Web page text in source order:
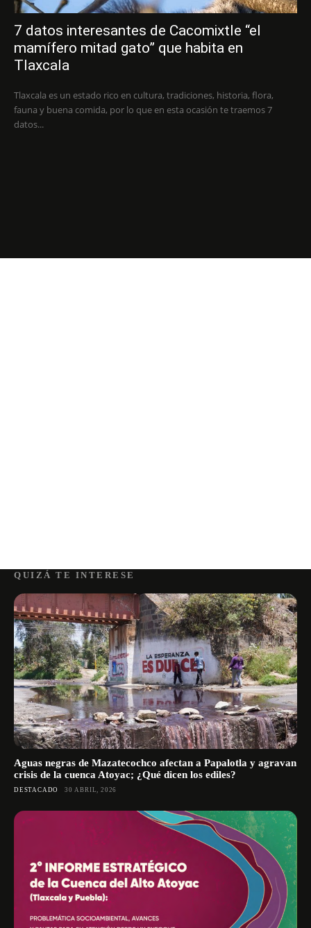
7 datos interesantes de Cacomixtle “el
mamífero mitad gato” que habita en
Tlaxcala
Tlaxcala es un estado rico en cultura, tradiciones, historia, flora,
fauna y buena comida, por lo que en esta ocasión te traemos 7
datos...
QUIZÁ TE INTERESE
Aguas negras de Mazatecochco afectan a Papalotla y agravan
crisis de la cuenca Atoyac; ¿Qué dicen los ediles?
DESTACADO 30 ABRIL, 2026